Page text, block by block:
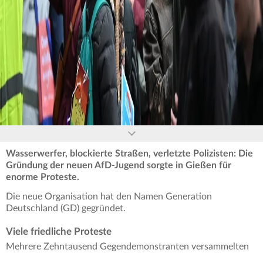
seconds
Wasserwerfer, blockierte Straßen, verletzte Polizisten: Die
Gründung der neuen AfD-Jugend sorgte in Gießen für
enorme Proteste.
Die neue Organisation hat den Namen Generation
Deutschland (GD) gegründet.
Viele friedliche Proteste
Mehrere Zehntausend Gegendemonstranten versammelten